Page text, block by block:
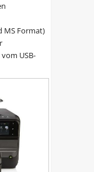
MS Format)
USB-